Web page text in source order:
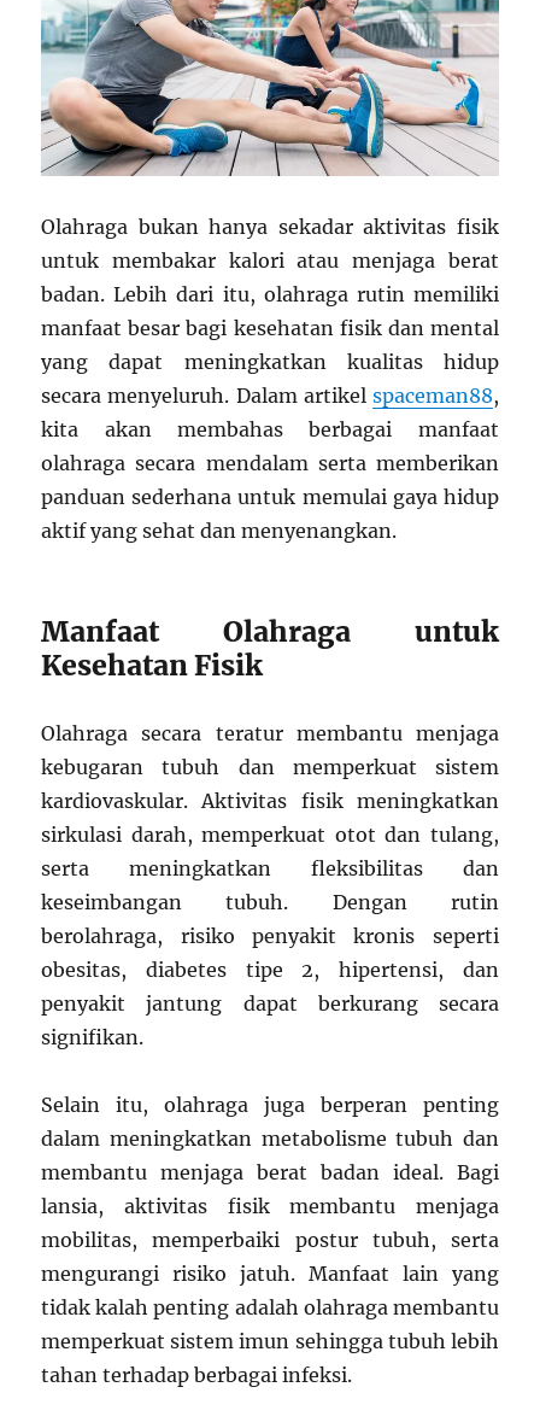
Olahraga bukan hanya sekadar aktivitas fisik
untuk membakar kalori atau menjaga berat
badan. Lebih dari itu, olahraga rutin memiliki
manfaat besar bagi kesehatan fisik dan mental
yang dapat meningkatkan kualitas hidup
secara menyeluruh. Dalam artikel spaceman88,
kita akan membahas berbagai manfaat
olahraga secara mendalam serta memberikan
panduan sederhana untuk memulai gaya hidup
aktif yang sehat dan menyenangkan.
Manfaat Olahraga untuk
Kesehatan Fisik
Olahraga secara teratur membantu menjaga
kebugaran tubuh dan memperkuat sistem
kardiovaskular. Aktivitas fisik meningkatkan
sirkulasi darah, memperkuat otot dan tulang,
serta meningkatkan fleksibilitas dan
keseimbangan tubuh. Dengan rutin
berolahraga, risiko penyakit kronis seperti
obesitas, diabetes tipe 2, hipertensi, dan
penyakit jantung dapat berkurang secara
signifikan.
Selain itu, olahraga juga berperan penting
dalam meningkatkan metabolisme tubuh dan
membantu menjaga berat badan ideal. Bagi
lansia, aktivitas fisik membantu menjaga
mobilitas, memperbaiki postur tubuh, serta
mengurangi risiko jatuh. Manfaat lain yang
tidak kalah penting adalah olahraga membantu
memperkuat sistem imun sehingga tubuh lebih
tahan terhadap berbagai infeksi.